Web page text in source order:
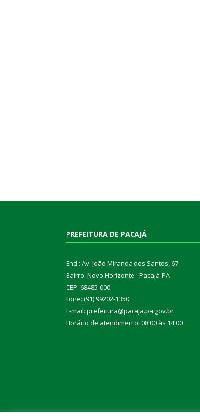
PREFEITURA DE PACAJÁ
End.: Av. João Miranda dos Santos, 67
Bairro: Novo Horizonte - Pacajá-PA
CEP: 68485-000
Fone: (91) 99202-1350
E-mail: prefeitura@pacaja.pa.gov.br
Horário de atendimento: 08:00 às 14:00